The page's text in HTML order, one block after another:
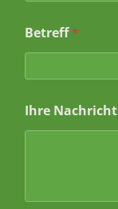
Betreff*
Ihre Nachricht